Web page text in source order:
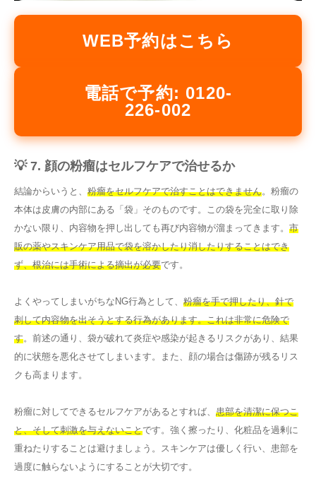
WEB予約はこちら
電話で予約: 0120-
226-002
💡 7. 顔の粉瘤はセルフケアで治せるか
結論からいうと、 粉瘤をセルフケアで治すことはできません。粉瘤の
本体は皮膚の内部にある「袋」そのものです。この袋を完全に取り除
かない限り、内容物を押し出しても再び内容物が溜まってきます。 市
販の薬やスキンケア用品で袋を溶かしたり消したりすることはでき
ず、根治には手術による摘出が必要です。
よくやってしまいがちなNG行為として、 粉瘤を手で押したり、針で
刺して内容物を出そうとする行為があります。これは非常に危険で
す。前述の通り、袋が破れて炎症や感染が起きるリスクがあり、結果
的に状態を悪化させてしまいます。また、顔の場合は傷跡が残るリス
クも高まります。
粉瘤に対してできるセルフケアがあるとすれば、 患部を清潔に保つこ
と、そして刺激を与えないことです。強く擦ったり、化粧品を過剰に
重ねたりすることは避けましょう。スキンケアは優しく行い、患部を
過度に触らないようにすることが大切です。